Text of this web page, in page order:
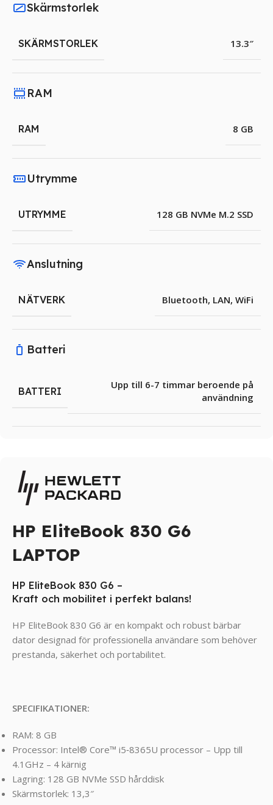
HP EliteBook 830 G6
LAPTOP
HP EliteBook 830 G6 –
Kraft och mobilitet i perfekt balans!
HP EliteBook 830 G6 är en kompakt och robust bärbar
dator designad för professionella användare som behöver
prestanda, säkerhet och portabilitet.
SPECIFIKATIONER:
RAM: 8 GB
Processor: Intel® Core™ i5‑8365U processor – Upp till
4.1GHz – 4 kärnig
Lagring: 128 GB NVMe SSD hårddisk
Skärmstorlek: 13,3″
Skärmstorlek
SKÄRMSTORLEK 13.3″
RAM
RAM 8 GB
Utrymme
UTRYMME 128 GB NVMe M.2 SSD
Anslutning
NÄTVERK Bluetooth, LAN, WiFi
Batteri
BATTERI
Upp till 6-7 timmar beroende på
användning